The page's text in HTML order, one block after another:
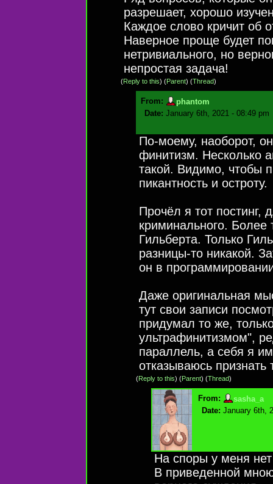
разрешает, хорошо
Каждое слово кричит об
Наверное проще будет
нетривиального, но
непростая задача!
(Reply to this) (Parent) (Thread)
From:
phantom
Date: January 6th, 2021 - 08:49 pm
По-моему, наоборот,
финитизм. Несколько
такой. Видимо, чтобы
пикантность и остроту.
Прочёл я тот постинг,
криминального. Более
Гильберта. Только
разницы-то никакой.
он в
Даже оригинальная
тут свои записи
придумал то же,
ультрафинитизмом",
параллель, а себя я
отказываюсь
(Reply to this) (Parent) (Thread)
From:
sasha_a
Date: January 6th,
На споры у меня
В приведенной